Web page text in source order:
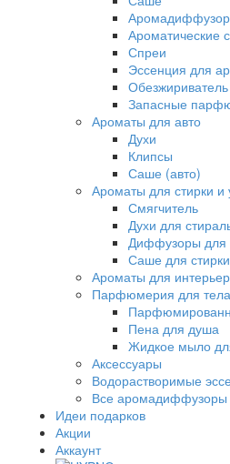
Аромадиффузор
Ароматические
Спреи
Эссенция для
Обезжириватель
Запасные
Ароматы для авто
Духи
Клипсы
Саше (авто)
Ароматы для стирки и
Смягчитель
Духи для
Диффузоры для
Саше для стирки
Ароматы для
Парфюмерия для тела
Пена для душа
Жидкое мыло
Аксессуары
Водорастворимые
Все аромадиффузоры
Идеи подарков
Акции
Аккаунт